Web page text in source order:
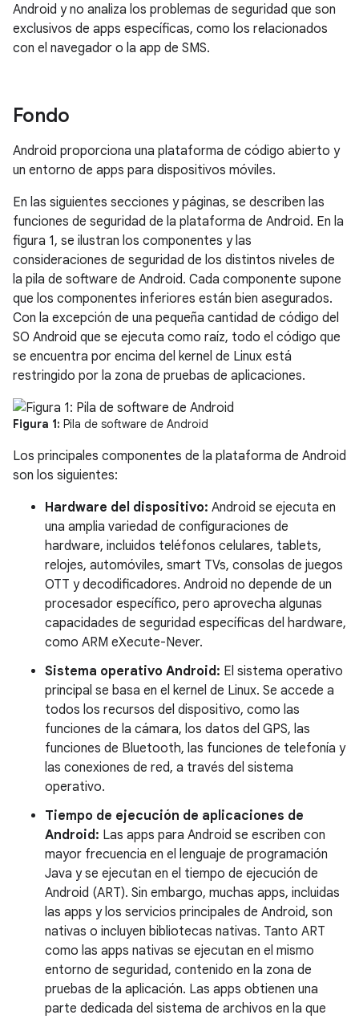
Android y no analiza los problemas de seguridad que son
exclusivos de apps específicas, como los relacionados
con el navegador o la app de SMS.
Fondo
Android proporciona una plataforma de código abierto y
un entorno de apps para dispositivos móviles.
En las siguientes secciones y páginas, se describen las
funciones de seguridad de la plataforma de Android. En la
figura 1, se ilustran los componentes y las
consideraciones de seguridad de los distintos niveles de
la pila de software de Android. Cada componente supone
que los componentes inferiores están bien asegurados.
Con la excepción de una pequeña cantidad de código del
SO Android que se ejecuta como raíz, todo el código que
se encuentra por encima del kernel de Linux está
restringido por la zona de pruebas de aplicaciones.
Figura 1: Pila de software de Android
Los principales componentes de la plataforma de Android
son los siguientes:
Hardware del dispositivo: Android se ejecuta en
una amplia variedad de configuraciones de
hardware, incluidos teléfonos celulares, tablets,
relojes, automóviles, smart TVs, consolas de juegos
OTT y decodificadores. Android no depende de un
procesador específico, pero aprovecha algunas
capacidades de seguridad específicas del hardware,
como ARM eXecute-Never.
Sistema operativo Android: El sistema operativo
principal se basa en el kernel de Linux. Se accede a
todos los recursos del dispositivo, como las
funciones de la cámara, los datos del GPS, las
funciones de Bluetooth, las funciones de telefonía y
las conexiones de red, a través del sistema
operativo.
Tiempo de ejecución de aplicaciones de
Android: Las apps para Android se escriben con
mayor frecuencia en el lenguaje de programación
Java y se ejecutan en el tiempo de ejecución de
Android (ART). Sin embargo, muchas apps, incluidas
las apps y los servicios principales de Android, son
nativas o incluyen bibliotecas nativas. Tanto ART
como las apps nativas se ejecutan en el mismo
entorno de seguridad, contenido en la zona de
pruebas de la aplicación. Las apps obtienen una
parte dedicada del sistema de archivos en la que